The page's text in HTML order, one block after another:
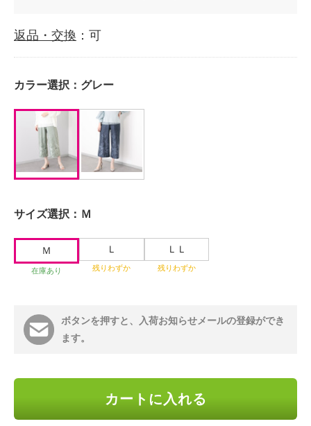
返品・交換 ：可
カラー選択： グレー
サイズ選択： Ｍ
Ｍ
在庫あり
Ｌ
残りわずか
ＬＬ
残りわずか
ボタンを押すと、入荷お知らせメールの登録ができ
ます。
カートに入れる